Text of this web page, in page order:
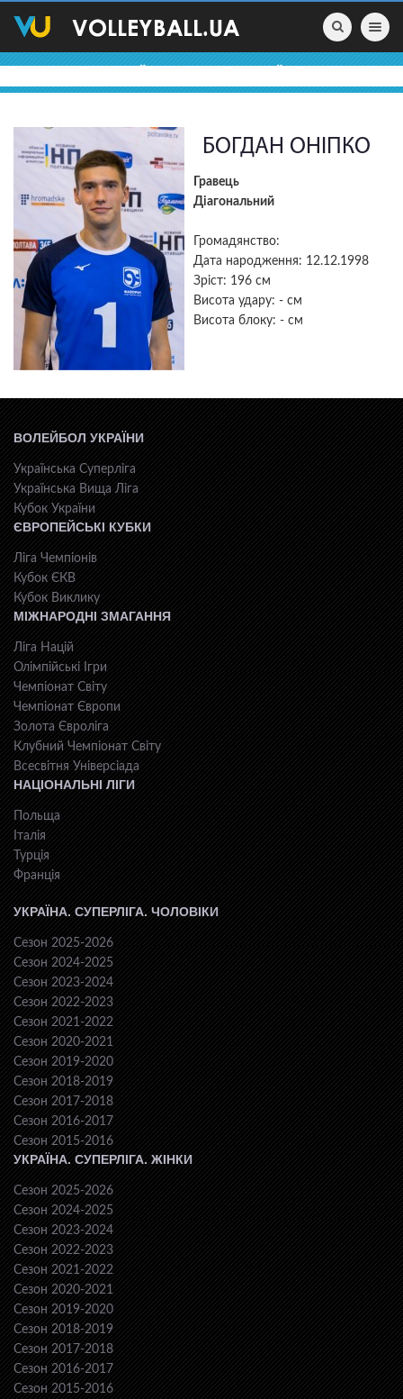
Toggle
БОГДАН ОНІПКО
Гравець
Діагональний
Громадянство:
Дата народження: 12.12.1998
Зріст: 196 см
Висота удару: - см
Висота блоку: - см
ВОЛЕЙБОЛ УКРАЇНИ
Українська Суперліга
Українська Вища Ліга
Кубок України
ЄВРОПЕЙСЬКІ КУБКИ
Ліга Чемпіонів
Кубок ЄКВ
Кубок Виклику
МІЖНАРОДНІ ЗМАГАННЯ
Ліга Націй
Олімпійські Ігри
Чемпіонат Світу
Чемпіонат Європи
Золота Євроліга
Клубний Чемпіонат Світу
Всесвiтня Унiверсiaда
НАЦІОНАЛЬНІ ЛІГИ
Польща
Італія
Турція
Франція
УКРАЇНА. СУПЕРЛІГА. ЧОЛОВІКИ
Сезон 2025-2026
Сезон 2024-2025
Сезон 2023-2024
Сезон 2022-2023
Сезон 2021-2022
Сезон 2020-2021
Сезон 2019-2020
Сезон 2018-2019
Сезон 2017-2018
Сезон 2016-2017
Сезон 2015-2016
УКРАЇНА. СУПЕРЛІГА. ЖІНКИ
Сезон 2025-2026
Сезон 2024-2025
Сезон 2023-2024
Сезон 2022-2023
Сезон 2021-2022
Сезон 2020-2021
Сезон 2019-2020
Сезон 2018-2019
Сезон 2017-2018
Сезон 2016-2017
Сезон 2015-2016